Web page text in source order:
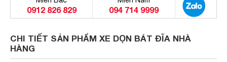
0912 826 829 094 714 9999
CHI TIẾT SẢN PHẨM XE DỌN BÁT ĐĨA NHÀ
HÀNG